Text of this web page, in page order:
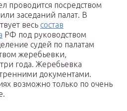
проводится посредством
заседаний палат. В
весь состав
РФ под руководством
судей по палатам
жеребьевки,
года. Жеребьевка
документами.
возможно только по очень